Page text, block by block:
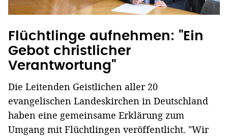
Flüchtlinge aufnehmen: "Ein
Gebot christlicher
Verantwortung"
Die Leitenden Geistlichen aller 20
evangelischen Landeskirchen in Deutschland
haben eine gemeinsame Erklärung zum
Umgang mit Flüchtlingen veröffentlicht. "Wir